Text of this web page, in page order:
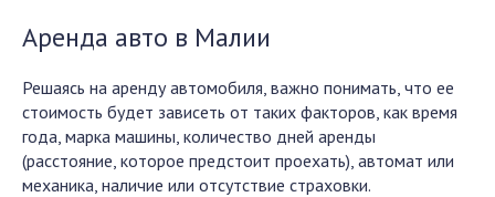
Аренда авто в Малии
Решаясь на аренду автомобиля, важно понимать, что ее
стоимость будет зависеть от таких факторов, как время
года, марка машины, количество дней аренды
(расстояние, которое предстоит проехать), автомат или
механика, наличие или отсутствие страховки.